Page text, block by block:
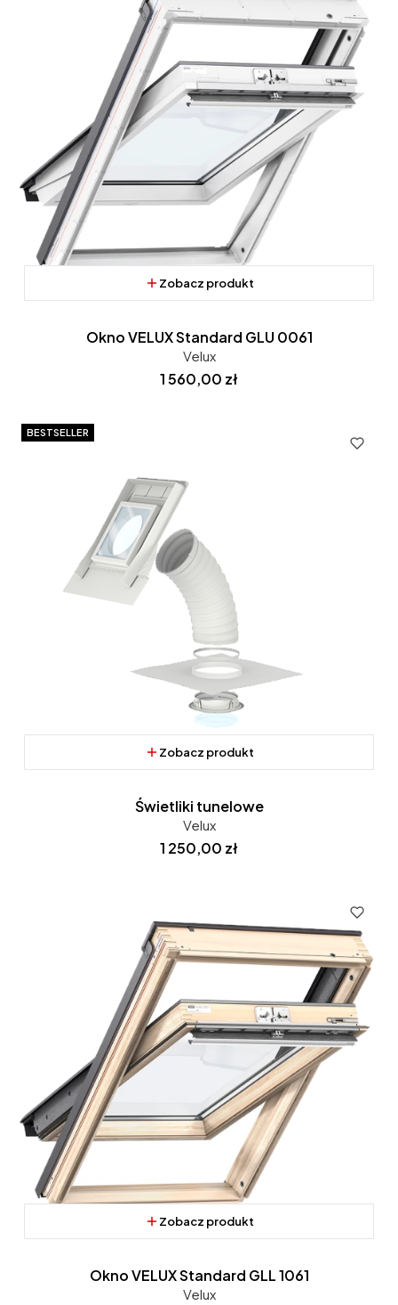
Zobacz produkt
Okno VELUX Standard GLU 0061
Velux
Cena
1 560,00 zł
BESTSELLER
Zobacz produkt
Świetliki tunelowe
Velux
Cena
1 250,00 zł
Zobacz produkt
Okno VELUX Standard GLL 1061
Velux